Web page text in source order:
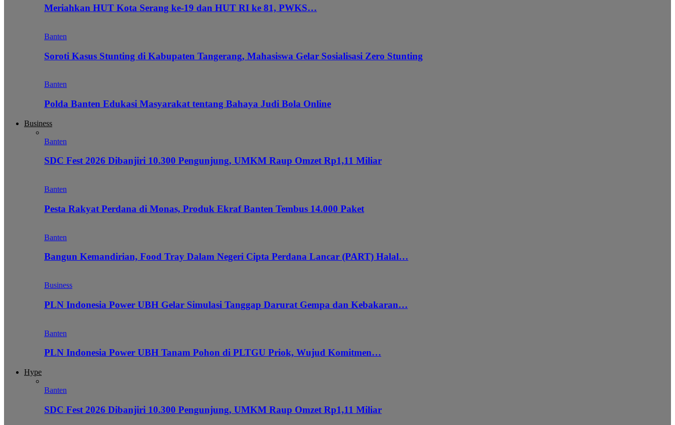
Meriahkan HUT Kota Serang ke-19 dan HUT RI ke 81, PWKS…
Banten
Soroti Kasus Stunting di Kabupaten Tangerang, Mahasiswa Gelar Sosialisasi Zero Stunting
Banten
Polda Banten Edukasi Masyarakat tentang Bahaya Judi Bola Online
Business
Banten
SDC Fest 2026 Dibanjiri 10.300 Pengunjung, UMKM Raup Omzet Rp1,11 Miliar
Banten
Pesta Rakyat Perdana di Monas, Produk Ekraf Banten Tembus 14.000 Paket
Banten
Bangun Kemandirian, Food Tray Dalam Negeri Cipta Perdana Lancar (PART) Halal…
Business
PLN Indonesia Power UBH Gelar Simulasi Tanggap Darurat Gempa dan Kebakaran…
Banten
PLN Indonesia Power UBH Tanam Pohon di PLTGU Priok, Wujud Komitmen…
Hype
Banten
SDC Fest 2026 Dibanjiri 10.300 Pengunjung, UMKM Raup Omzet Rp1,11 Miliar